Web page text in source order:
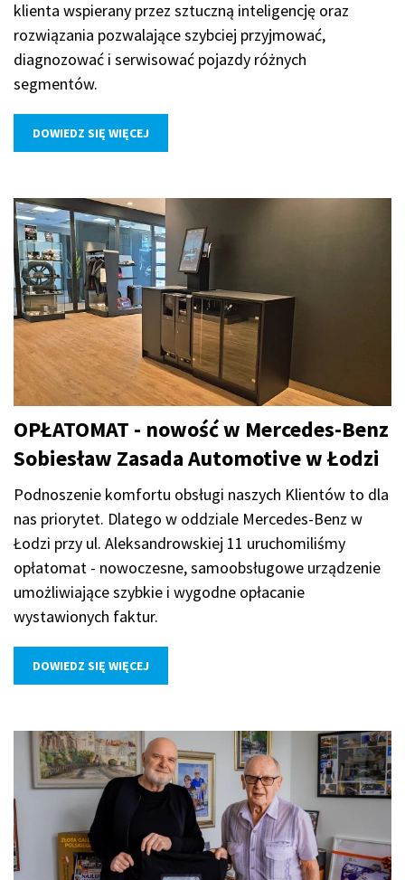
klienta wspierany przez sztuczną inteligencję oraz
rozwiązania pozwalające szybciej przyjmować,
diagnozować i serwisować pojazdy różnych
segmentów.
DOWIEDZ SIĘ WIĘCEJ
OPŁATOMAT - nowość w Mercedes-Benz
Sobiesław Zasada Automotive w Łodzi
Podnoszenie komfortu obsługi naszych Klientów to dla
nas priorytet. Dlatego w oddziale Mercedes-Benz w
Łodzi przy ul. Aleksandrowskiej 11 uruchomiliśmy
opłatomat - nowoczesne, samoobsługowe urządzenie
umożliwiające szybkie i wygodne opłacanie
wystawionych faktur.
DOWIEDZ SIĘ WIĘCEJ